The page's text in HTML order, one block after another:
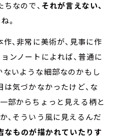
なので、 それが言えない、
。
、非常に美術が、見事に作
ンノートによれば、普通に
いような細部なのかもし
気づかなかったけど、な
部からちょっと見える柄と
、そういう風に見えるんだ
なものが描かれていたりす